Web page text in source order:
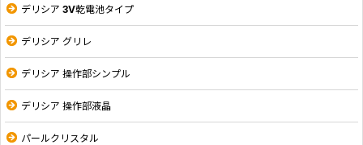
デリシア 3V乾電池タイプ
デリシア グリレ
デリシア 操作部シンプル
デリシア 操作部液晶
パールクリスタル